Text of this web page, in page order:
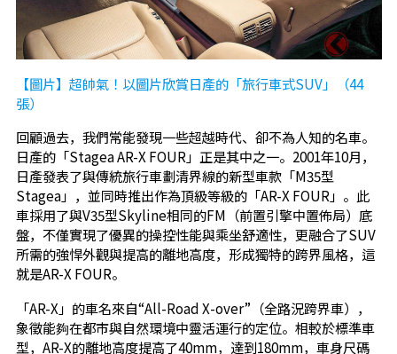
【圖片】超帥氣！以圖片欣賞日產的「旅行車式SUV」（44
張）
回顧過去，我們常能發現一些超越時代、卻不為人知的名車。
日產的「Stagea AR-X FOUR」正是其中之一。2001年10月，
日產發表了與傳統旅行車劃清界線的新型車款「M35型
Stagea」，並同時推出作為頂級等級的「AR-X FOUR」。此
車採用了與V35型Skyline相同的FM（前置引擎中置佈局）底
盤，不僅實現了優異的操控性能與乘坐舒適性，更融合了SUV
所需的強悍外觀與提高的離地高度，形成獨特的跨界風格，這
就是AR-X FOUR。
「AR-X」的車名來自“All-Road X-over”（全路況跨界車），
象徵能夠在都市與自然環境中靈活運行的定位。相較於標準車
型，AR-X的離地高度提高了40mm，達到180mm，車身尺碼